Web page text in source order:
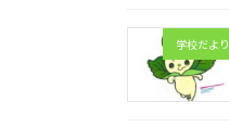
学校だより